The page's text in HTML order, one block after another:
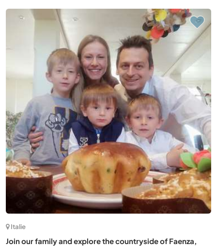
Italie
Join our family and explore the countryside of Faenza,